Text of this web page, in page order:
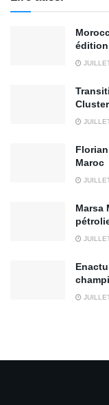
Maroc
Marsa